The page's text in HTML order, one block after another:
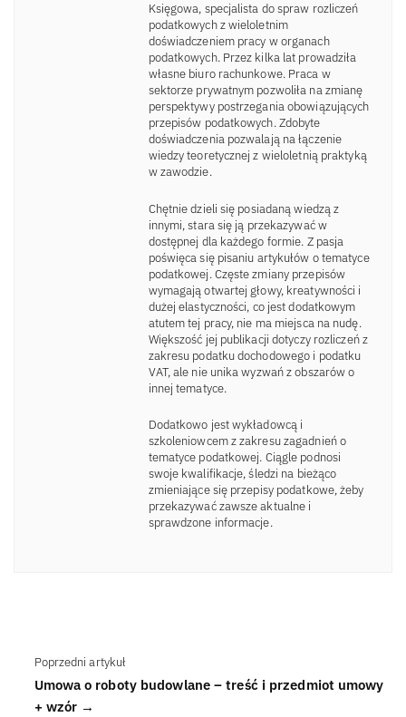
Księgowa, specjalista do spraw rozliczeń
podatkowych z wieloletnim
doświadczeniem pracy w organach
podatkowych. Przez kilka lat prowadziła
własne biuro rachunkowe. Praca w
sektorze prywatnym pozwoliła na zmianę
perspektywy postrzegania obowiązujących
przepisów podatkowych. Zdobyte
doświadczenia pozwalają na łączenie
wiedzy teoretycznej z wieloletnią praktyką
w zawodzie.
Chętnie dzieli się posiadaną wiedzą z
innymi, stara się ją przekazywać w
dostępnej dla każdego formie. Z pasja
poświęca się pisaniu artykułów o tematyce
podatkowej. Częste zmiany przepisów
wymagają otwartej głowy, kreatywności i
dużej elastyczności, co jest dodatkowym
atutem tej pracy, nie ma miejsca na nudę.
Większość jej publikacji dotyczy rozliczeń z
zakresu podatku dochodowego i podatku
VAT, ale nie unika wyzwań z obszarów o
innej tematyce.
Dodatkowo jest wykładowcą i
szkoleniowcem z zakresu zagadnień o
tematyce podatkowej. Ciągle podnosi
swoje kwalifikacje, śledzi na bieżąco
zmieniające się przepisy podatkowe, żeby
przekazywać zawsze aktualne i
sprawdzone informacje.
Poprzedni artykuł
Umowa o roboty budowlane – treść i przedmiot umowy
+ wzór →